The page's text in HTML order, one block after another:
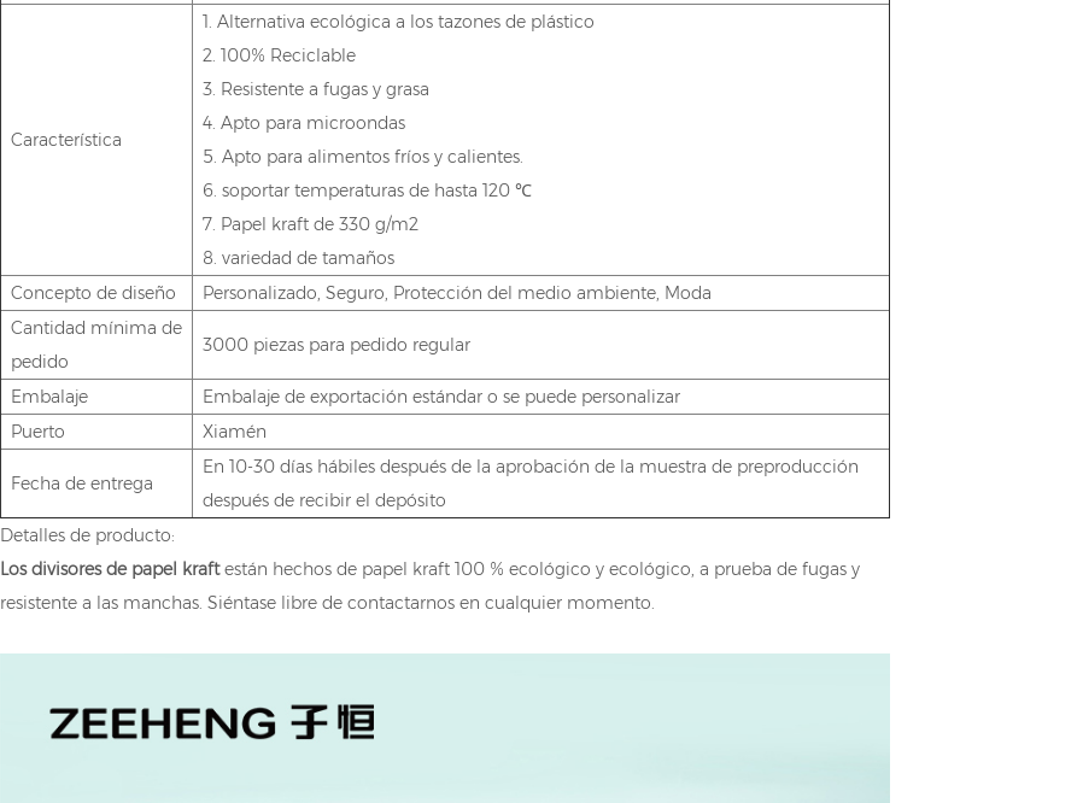
Característica
1. Alternativa ecológica a los tazones de plástico
2. 100% Reciclable
3. Resistente a fugas y grasa
4. Apto para microondas
5. Apto para alimentos fríos y calientes.
6. soportar temperaturas de hasta 120 ℃
7. Papel kraft de 330 g/m2
8. variedad de tamaños
Concepto de diseño
Personalizado, Seguro, Protección del medio ambiente, Moda
Cantidad mínima de
pedido
3000 piezas para pedido regular
Embalaje
Embalaje de exportación estándar o se puede personalizar
Puerto
Xiamén
Fecha de entrega
En 10-30 días hábiles después de la aprobación de la muestra de preproducción
después de recibir el depósito
Detalles de producto:
Los divisores de papel kraftestán hechos de papel kraft 100 % ecológico y ecológico, a prueba de fugas y
resistente a las manchas. Siéntase libre de contactarnos en cualquier momento.